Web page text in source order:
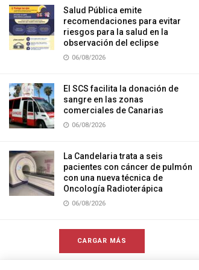
Salud Pública emite
recomendaciones para evitar
riesgos para la salud en la
observación del eclipse
06/08/2026
El SCS facilita la donación de
sangre en las zonas
comerciales de Canarias
06/08/2026
La Candelaria trata a seis
pacientes con cáncer de pulmón
con una nueva técnica de
Oncología Radioterápica
06/08/2026
CARGAR MÁS